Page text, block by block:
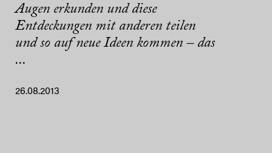
Augen erkunden und diese
Entdeckungen mit anderen teilen
und so auf neue Ideen kommen – das
...
26.08.2013